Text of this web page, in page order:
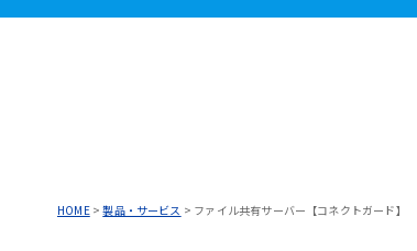
HOME>製品・サービス > ファイル共有サーバー【コネクトガード】